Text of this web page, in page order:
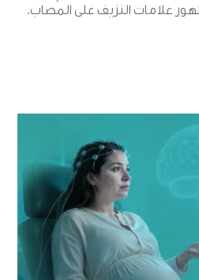
علامات النزيف على المُصاب.